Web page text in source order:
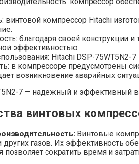
винтовой компрессор Hitachi
благодаря своей конструкции и
эффективностью.
Hitachi DSP-75WT5N2-
в компрессоре предусмотрены
возникновение аварийных
7 — надежный и эффективный
винтовых
Винтовые
других газов. Их эффективность
позволяет сократить время и